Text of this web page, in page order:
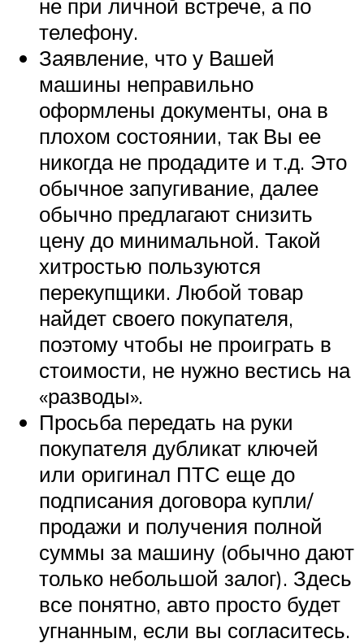
не при личной встрече, а по
телефону.
Заявление, что у Вашей
машины неправильно
оформлены документы, она в
плохом состоянии, так Вы ее
никогда не продадите и т.д. Это
обычное запугивание, далее
обычно предлагают снизить
цену до минимальной. Такой
хитростью пользуются
перекупщики. Любой товар
найдет своего покупателя,
поэтому чтобы не проиграть в
стоимости, не нужно вестись на
«разводы».
Просьба передать на руки
покупателя дубликат ключей
или оригинал ПТС еще до
подписания договора купли/
продажи и получения полной
суммы за машину (обычно дают
только небольшой залог). Здесь
все понятно, авто просто будет
угнанным, если вы согласитесь.